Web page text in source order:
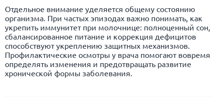
Отдельное внимание уделяется общему состоянию
организма. При частых эпизодах важно понимать, как
укрепить иммунитет при молочнице: полноценный сон,
сбалансированное питание и коррекция дефицитов
способствуют укреплению защитных механизмов.
Профилактические осмотры у врача помогают вовремя
определять изменения и предотвращать развитие
хронической формы заболевания.